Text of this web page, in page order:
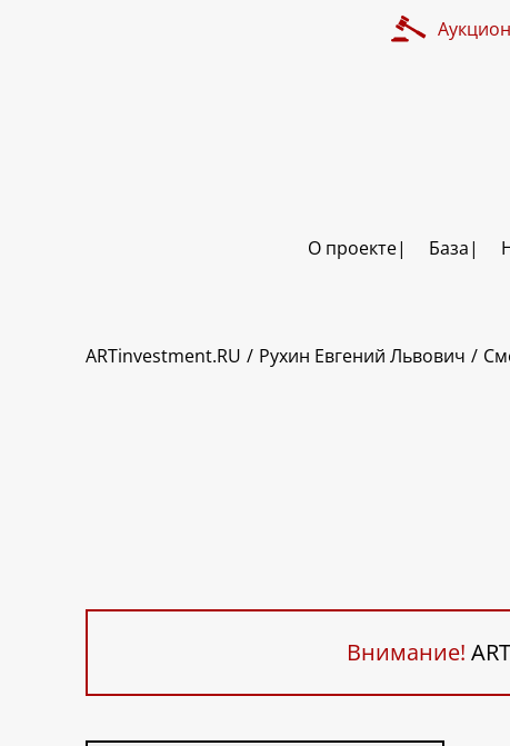
Аукцион
О проекте База
ARTinvestment.RU Рухин Евгений Львович
Внимание!